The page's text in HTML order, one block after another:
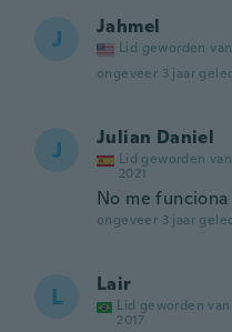
J Jahmel
Lid geworden
ongeveer 3 jaar
J Julian Daniel
Lid geworden van
2021
No me funciona
ongeveer 3 jaar
L Lair
Lid geworden van
2017